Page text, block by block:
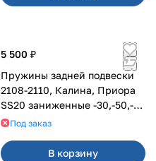
5 500 ₽
Пружины задней подвески
2108-2110, Калина, Приора
SS20 заниженные -30,-50,-70
мм, с переменным шагом
Под заказ
В корзину